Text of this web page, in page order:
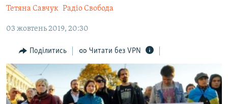
до
навігації
Перейти
пошуку
ПОЛІТИКА
БЛОГИ
ПОГЛЯД
ІНТЕРВ'Ю
ВСЕ ЗА ДЕНЬ
Тетяна Савчук Радіо Свобода
03 жовтень 2019, 20:30
Поділитись Читати без VPN